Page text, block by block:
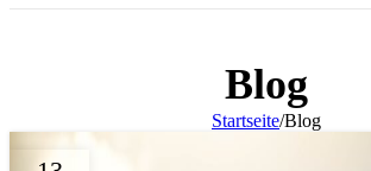
Blog
Startseite/Blog